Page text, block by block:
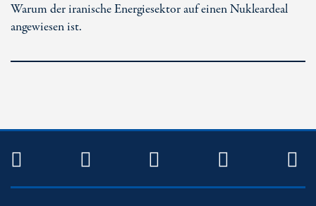
Warum der iranische Energiesektor auf einen Nukleardeal
angewiesen ist.
TWITTERFACEBOOKINSTAGRAM